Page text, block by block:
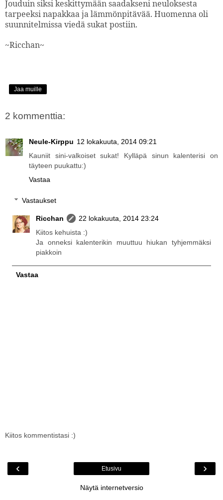
Jouduin siksi keskittymään saadakseni neuloksesta
tarpeeksi napakkaa ja lämmönpitävää. Huomenna oli
suunnitelmissa viedä sukat postiin.
~Ricchan~
Jaa muille
2 kommenttia:
Neule-Kirppu 12 lokakuuta, 2014 09:21
Kauniit sini-valkoiset sukat! Kylläpä sinun kalenterisi on
täyteen puukattu:)
Vastaa
Vastaukset
Ricchan
22 lokakuuta, 2014 23:24
Kiitos kehuista :)
Ja onneksi kalenterikin muuttuu hiukan tyhjemmäksi
piakkoin
Vastaa
Kiitos kommentistasi :)
‹ ›
Etusivu
Näytä internetversio